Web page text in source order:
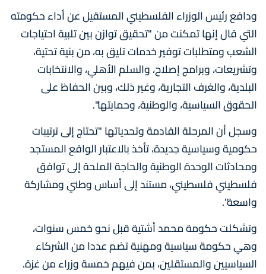
ودافع رئيس الوزراء الفلسطيني المستقيل عن أداء حكومته
التي قال إنها تمكنت من "تحقيق توازن بين تلبية احتياجات
الشعب ومتطلبات توفير خدمات تليق به، من بنية تحتية،
وتشريعات، وبرامج إصلاح، والسلم الأهلي، والانتخابات
البلدية، والغرف التجارية، وغير ذلك، وبين الحفاظ على
الحقوق السياسية، والوطنية، وحمايتها".
وسجل أن المرحلة القادمة وتحدياتها "تحتاج إلى ترتيبات
حكومية وسياسية جديدة، تأخذ بالاعتبار الواقع المستجد
ومحادثات الوحدة الوطنية والحاجة الملحة إلى توافق
فلسطيني فلسطيني، مستند إلى أساس وطني ومشاركة
واسعة".
وتشكلت حكومة محمد أشتية قبل نحو خمس سنوات،
وهي حكومة سياسية ومهنية تضم عددا من الشركاء
السياسيين والمستقلين، بمن فيهم خمسة وزراء من غزة.